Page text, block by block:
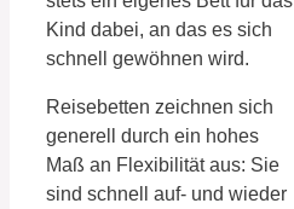
Kind dabei, an das es sich
schnell gewöhnen wird.
Reisebetten zeichnen sich
generell durch ein hohes
Maß an Flexibilität aus: Sie
sind schnell auf- und wieder